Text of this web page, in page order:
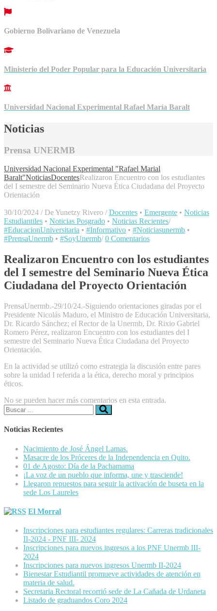
Gobierno Bolivariano de Venezuela
Ministerio del Poder Popular para la Educación Universitaria
Universidad Nacional Experimental Rafael María Baralt
Noticias
Prensa UNERMB
Universidad Nacional Experimental "Rafael Marial
Baralt"NoticiasDocentesRealizaron Encuentro con los estudiantes
del I semestre del Seminario Nueva Ética Ciudadana del Proyecto
Orientación
30/10/2024 / De Yunetzy Rivero / Docentes • Emergente • Noticias
Estudiantiles • Noticias Posgrado • Noticias Recientes/
#EducacionUniversitaria • #Informativo • #Noticiasunermb •
#PrensaUnermb • #SoyUnermb/ 0 Comentarios
Realizaron Encuentro con los estudiantes
del I semestre del Seminario Nueva Ética
Ciudadana del Proyecto Orientación
PrensaUnermb.-29/10/24.-Siguiendo orientaciones giradas por el
Presidente Nicolás Maduro, el Ministro de Educación Universitaria,
Dr. Ricardo Sánchez; el Rector de la Unermb, Dr. Rixio Gabriel
Romero Pérez, realizaron Encuentro con los estudiantes del I
semestre del Seminario Nueva Ética Ciudadana del Proyecto
Orientación.
En la actividad se utilizó como estrategia la discusión entre pares
sobre la unidad I referida a la ética, derecho moral y principios
éticos.
No se pueden hacer más comentarios en esta entrada.
Buscar:
Noticias Recientes
Nacimiento de José Ángel Lamas.
Masacre de los Próceres de la Independencia en Quito.
01 de Agosto: Día de la Pachamama
¡La voz de un pueblo que informa, une y trasciende!
Llegaron repuestos para seguir la activación de buseta en la
sede Los Laureles
El Morral
Inscripciones para estudiantes regulares: Carreras tradicionales
II-2024 - PNF III- 2024
Inscripciones para nuevos ingresos a los PNF Unermb III-
2024
Inscripciones para nuevos ingresos Unermb II-2024
Bienestar Estudiantil promueve actividades de atención en
materia de salud.
Secretaria Rectoral recorrió sede de La Cañada de Urdaneta
Listado de graduandos Coro 2024